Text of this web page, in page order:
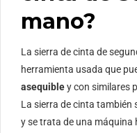
mano?
La sierra de cinta de
herramienta usada que
asequibley con similares
La sierra de cinta también
y se trata de una